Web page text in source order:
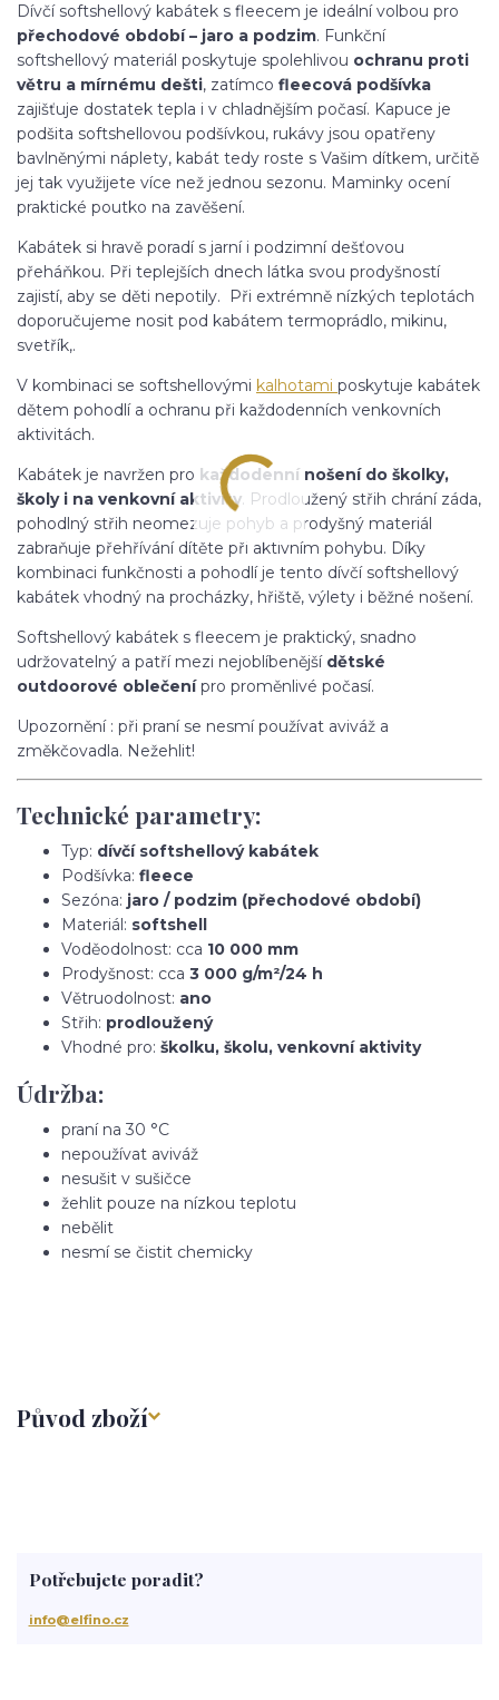
Dívčí softshellový kabátek s fleecem je ideální volbou pro
přechodové období – jaro a podzim. Funkční
softshellový materiál poskytuje spolehlivou ochranu proti
větru a mírnému dešti, zatímco fleecová podšívka
zajišťuje dostatek tepla i v chladnějším počasí. Kapuce je
podšita softshellovou podšívkou, rukávy jsou opatřeny
bavlněnými náplety, kabát tedy roste s Vašim dítkem, určitě
jej tak využijete více než jednou sezonu. Maminky ocení
praktické poutko na zavěšení.
Kabátek si hravě poradí s jarní i podzimní dešťovou
přeháňkou. Při teplejších dnech látka svou prodyšností
zajistí, aby se děti nepotily. Při extrémně nízkých teplotách
doporučujeme nosit pod kabátem termoprádlo, mikinu,
svetřík,.
V kombinaci se softshellovými kalhotami poskytuje kabátek
dětem pohodlí a ochranu při každodenních venkovních
aktivitách.
Kabátek je navržen pro každodenní nošení do školky,
školy i na venkovní aktivity. Prodloužený střih chrání záda,
pohodlný střih neomezuje pohyb a prodyšný materiál
zabraňuje přehřívání dítěte při aktivním pohybu. Díky
kombinaci funkčnosti a pohodlí je tento dívčí softshellový
kabátek vhodný na procházky, hřiště, výlety i běžné nošení.
Softshellový kabátek s fleecem je praktický, snadno
udržovatelný a patří mezi nejoblíbenější dětské
outdoorové oblečenípro proměnlivé počasí.
Upozornění : při praní se nesmí používat aviváž a
změkčovadla. Nežehlit!
Technické parametry:
Typ: dívčí softshellový kabátek
Podšívka: fleece
Sezóna: jaro / podzim (přechodové období)
Materiál: softshell
Voděodolnost: cca 10 000 mm
Prodyšnost: cca 3 000 g/m²/24 h
Větruodolnost: ano
Střih: prodloužený
Vhodné pro: školku, školu, venkovní aktivity
Údržba:
praní na 30 °C
nepoužívat aviváž
nesušit v sušičce
žehlit pouze na nízkou teplotu
nebělit
nesmí se čistit chemicky
Původ zboží
Potřebujete poradit?
info@elfino.cz